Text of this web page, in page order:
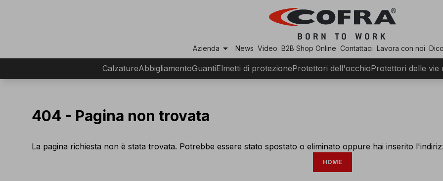
Azienda arrow_drop_down News Video B2B Shop Online Contattaci Lavora con noi
CalzatureAbbigliamentoGuantiElmetti di protezioneProtettori dell'occhioProtettori delle vie
404 - Pagina non trovata
La pagina richiesta non è stata trovata. Potrebbe essere stato spostato o eliminato oppure hai inserito
HOME